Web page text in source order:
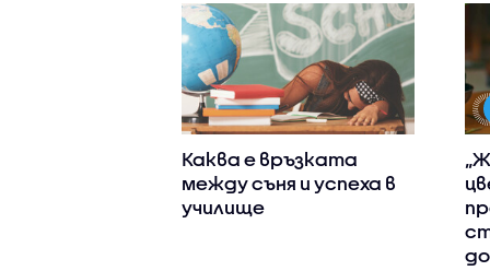
Каква е връзката
между съня и успеха в
училище